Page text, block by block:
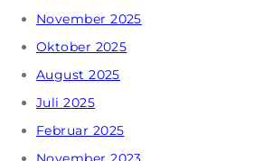
November 2025
Oktober 2025
August 2025
Juli 2025
Februar 2025